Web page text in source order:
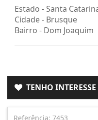
Estado -Santa
Cidade - Brusque
Bairro - Dom Joaquim
TENHO INTERESSE